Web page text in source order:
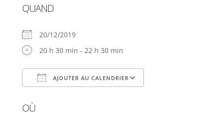
QUAND
20/12/2019
20 h 30 min - 22 h 30 min
AJOUTER AU CALENDRIER
OÙ